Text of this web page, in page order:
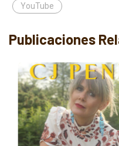
YouTube
Publicaciones